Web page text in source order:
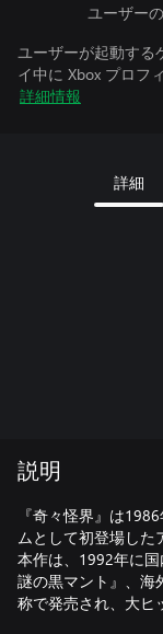
ユーザー
ユーザーが起動する
イ中に Xbox プロフ
詳細情報
詳細
説明
『奇々怪界』は
ムとして初登場した
本作は、1992年に
謎の黒マント』、海
称で発売され、大ヒ